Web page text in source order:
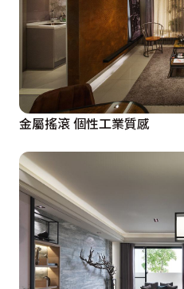
金屬搖滾 個性工業質感